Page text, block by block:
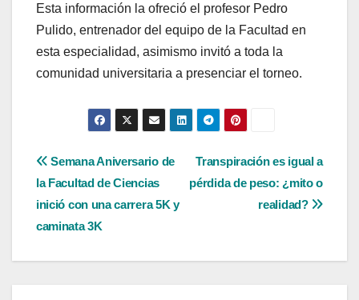
Esta información la ofreció el profesor Pedro
Pulido, entrenador del equipo de la Facultad en
esta especialidad, asimismo invitó a toda la
comunidad universitaria a presenciar el torneo.
Navegación
de
entradas
Transpiración es igual a
pérdida de peso: ¿mito o
realidad?
Semana Aniversario de
la Facultad de Ciencias
inició con una carrera 5K y
caminata 3K